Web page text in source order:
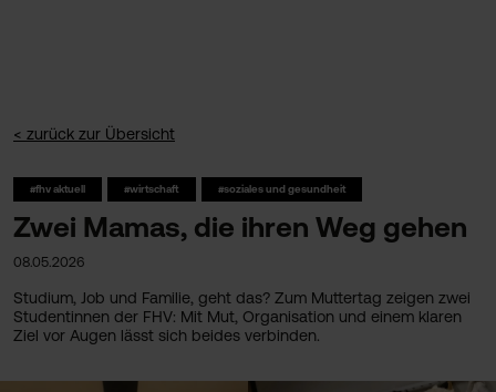
< zurück zur Übersicht
#fhv aktuell #wirtschaft #soziales und gesundheit
Zwei Mamas, die ihren Weg gehen
08.05.2026
Studium, Job und Familie, geht das? Zum Muttertag zeigen zwei
Studentinnen der FHV: Mit Mut, Organisation und einem klaren
Ziel vor Augen lässt sich beides verbinden.